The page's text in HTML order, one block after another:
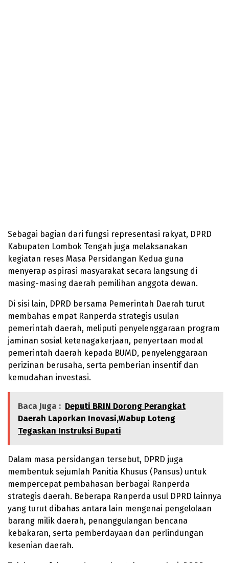
Sebagai bagian dari fungsi representasi rakyat, DPRD
Kabupaten Lombok Tengah juga melaksanakan
kegiatan reses Masa Persidangan Kedua guna
menyerap aspirasi masyarakat secara langsung di
masing-masing daerah pemilihan anggota dewan.
Di sisi lain, DPRD bersama Pemerintah Daerah turut
membahas empat Ranperda strategis usulan
pemerintah daerah, meliputi penyelenggaraan program
jaminan sosial ketenagakerjaan, penyertaan modal
pemerintah daerah kepada BUMD, penyelenggaraan
perizinan berusaha, serta pemberian insentif dan
kemudahan investasi.
Baca Juga : Deputi BRIN Dorong Perangkat
Daerah Laporkan Inovasi,Wabup Loteng
Tegaskan Instruksi Bupati
Dalam masa persidangan tersebut, DPRD juga
membentuk sejumlah Panitia Khusus (Pansus) untuk
mempercepat pembahasan berbagai Ranperda
strategis daerah. Beberapa Ranperda usul DPRD lainnya
yang turut dibahas antara lain mengenai pengelolaan
barang milik daerah, penanggulangan bencana
kebakaran, serta pemberdayaan dan perlindungan
kesenian daerah.